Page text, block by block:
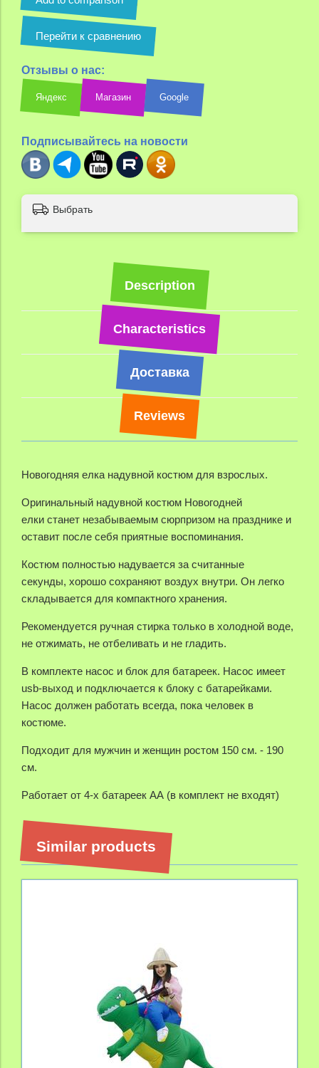
Перейти к сравнению
Отзывы о нас:
Яндекс Магазин Google
Подписывайтесь на новости
Выбрать
Description
Characteristics
Доставка
Reviews
Новогодняя елка надувной костюм для взрослых.
Оригинальный надувной костюм Новогодней
елки станет незабываемым сюрпризом на празднике и
оставит после себя приятные воспоминания.
Костюм полностью надувается за считанные
секунды, хорошо сохраняют воздух внутри. Он легко
складывается для компактного хранения.
Рекомендуется ручная стирка только в холодной воде,
не отжимать, не отбеливать и не гладить.
В комплекте насос и блок для батареек. Насос имеет
usb-выход и подключается к блоку с батарейками.
Насос должен работать всегда, пока человек в
костюме.
Подходит для мужчин и женщин ростом 150 см. - 190
см.
Работает от 4-х батареек АА (в комплект не входят)
Similar products